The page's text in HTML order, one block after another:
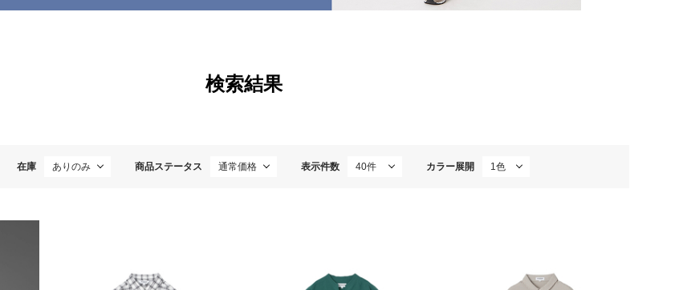
検索結果
在庫 商品ステータス 表示件数 カラー展開